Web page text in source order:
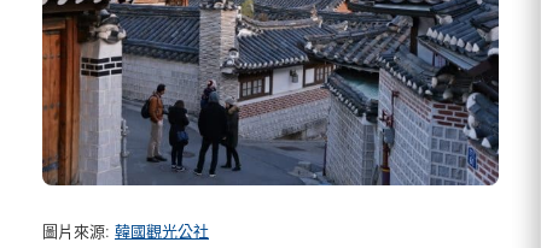
圖片來源: 韓國觀光公社